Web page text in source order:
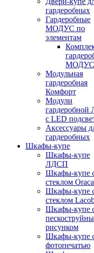
гардеробных
Гардеробные
МОДУС по
элементам
МОДУС
Модульная
гардеробная
Комфорт
Модули
гардеробной
с LED
Аксессуары
гардеробных
Шкафы-купе
Шкафы-купе
ЛДСП
Шкафы-купе
стеклом
Шкафы-купе
стеклом
Шкафы-купе
рисунком
Шкафы-купе
фотопечатью